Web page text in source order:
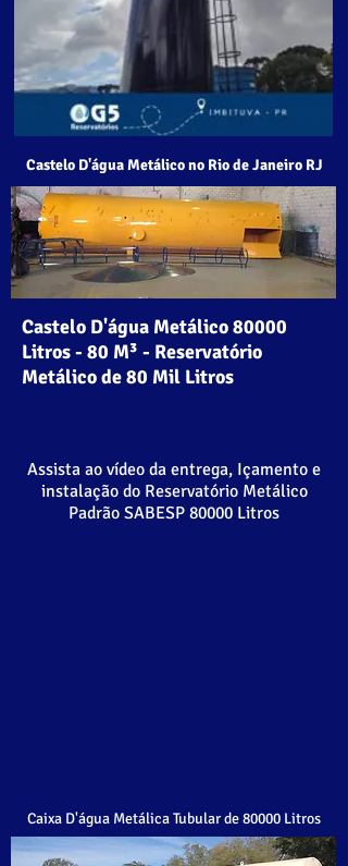
Caixa D'água Metálica no Rio de Janeiro RJ
Castelo D'água Metálico no Rio de Janeiro RJ
Castelo D'água Metálico 80000
Litros - 80 M³ - Reservatório
Metálico de 80 Mil Litros
Assista ao vídeo da entrega, Içamento e
instalação do Reservatório Metálico
Padrão SABESP 80000 Litros
Caixa D'água Metálica Tubular de 80000 Litros